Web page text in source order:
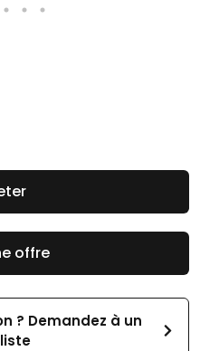
offre
? Demandez à un